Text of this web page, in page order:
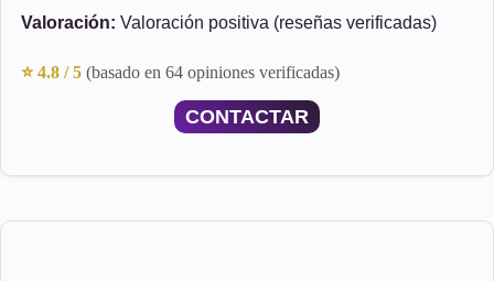
Valoración: Valoración positiva (reseñas verificadas)
⭐ 4.8 / 5 (basado en 64 opiniones verificadas)
CONTACTAR